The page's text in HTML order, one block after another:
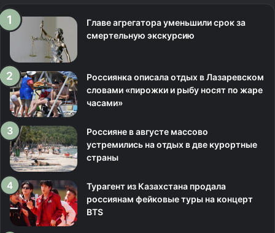
Главе агрегатора уменьшили срок за
смертельную экскурсию
Россиянка описала отдых в Лазаревском
словами «пирожки и рыбу носят по жаре
часами»
Россияне в августе массово
устремились на отдых в две курортные
страны
Турагент из Казахстана продала
россиянам фейковые туры на концерт
BTS